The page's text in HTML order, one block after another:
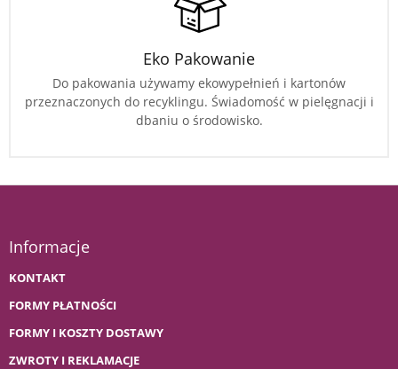
Eko Pakowanie
Do pakowania używamy ekowypełnień i kartonów
przeznaczonych do recyklingu. Świadomość w pielęgnacji i
dbaniu o środowisko.
Informacje
KONTAKT
FORMY PŁATNOŚCI
FORMY I KOSZTY DOSTAWY
ZWROTY I REKLAMACJE